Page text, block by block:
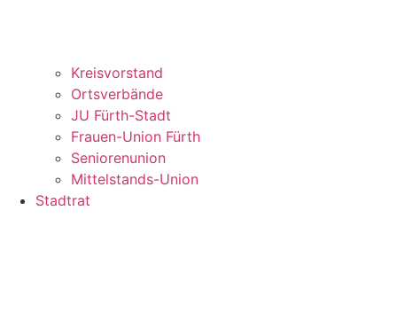
Kreisvorstand
Ortsverbände
JU Fürth-Stadt
Frauen-Union Fürth
Seniorenunion
Mittelstands-Union
Stadtrat